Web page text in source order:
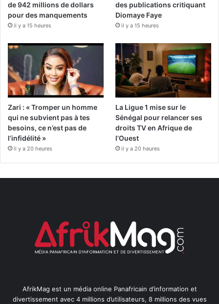
de 942 millions de dollars
pour des manquements
il y a 15 heures
des publications critiquant
Diomaye Faye
il y a 15 heures
Zari : « Tromper un homme
qui ne subvient pas à tes
besoins, ce n’est pas de
l’infidélité »
il y a 20 heures
La Ligue 1 mise sur le
Sénégal pour relancer ses
droits TV en Afrique de
l’Ouest
il y a 20 heures
AfrikMag est un média online Panafricain d’information et
divertissement avec 4 millions d’utilisateurs, 8 millions des vues